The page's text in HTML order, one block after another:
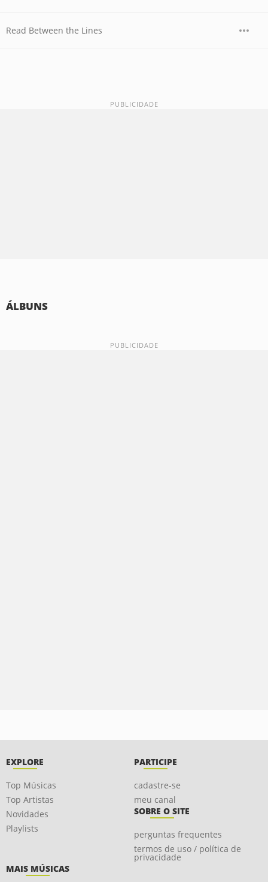
Read Between the Lines
ÁLBUNS
EXPLORE
Top Músicas
Top Artistas
Novidades
Playlists
PARTICIPE
cadastre-se
meu canal
SOBRE O SITE
perguntas frequentes
termos de uso / política de
privacidade
MAIS MÚSICAS